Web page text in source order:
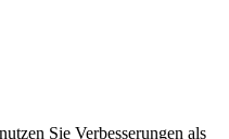
Sie Verbesserungen als